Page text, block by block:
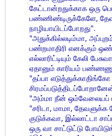
கேட்டான்றதுக்காக ஒரு
பண்ணிண்டிருக்கேளே,
நாழியாயிடப்போறது".
"அதுக்கில்லடிம்மா,
பண்றமாதிரி எனக்கும்
எல்லாரிட்டியும் கேலி
ஏதானும் காரியம்
"தப்பா
"அம்மா நீன் ஒம்வேலையப்
"சரிடா, மாமா, தேவளுக்க
குடுக்கவா, இல்லாட்டா
ஒரு வா சாட்டுட்டு